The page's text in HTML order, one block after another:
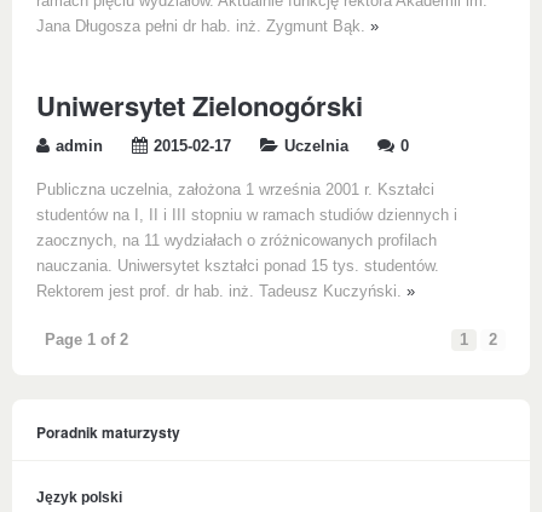
Jana Długosza pełni dr hab. inż. Zygmunt Bąk. »
Uniwersytet Zielonogórski
admin 2015-02-17 Uczelnia 0
Publiczna uczelnia, założona 1 września 2001 r. Kształci
studentów na I, II i III stopniu w ramach studiów dziennych i
zaocznych, na 11 wydziałach o zróżnicowanych profilach
nauczania. Uniwersytet kształci ponad 15 tys. studentów.
Rektorem jest prof. dr hab. inż. Tadeusz Kuczyński. »
Page 1 of 2 1 2
Poradnik maturzysty
Język polski